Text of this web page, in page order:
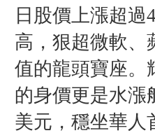
日股價上漲超過
高，狠超微軟、
值的龍頭寶座。
的身價更是水漲
美元，穩坐華人